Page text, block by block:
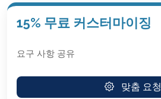
15% 무료 커스터마이징
요구 사항 공유
맞춤 요청